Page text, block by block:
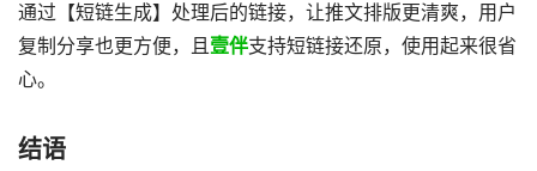
通过【短链生成】处理后的链接，让推文排版更清爽，用户
复制分享也更方便，且壹伴支持短链接还原，使用起来很省
心。
结语